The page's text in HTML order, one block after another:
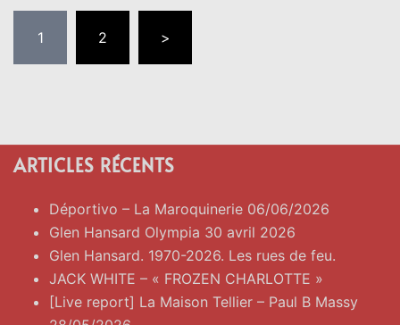
DES
PUBLICATIONS
1 2 >
ARTICLES RÉCENTS
Déportivo – La Maroquinerie 06/06/2026
Glen Hansard Olympia 30 avril 2026
Glen Hansard. 1970-2026. Les rues de feu.
JACK WHITE – « FROZEN CHARLOTTE »
[Live report] La Maison Tellier – Paul B Massy